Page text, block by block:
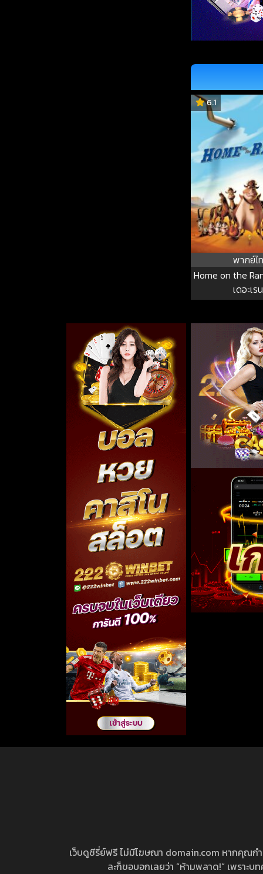
6.1
พากย์ไ
Home on the
เดอะเร
เว็บดูซีรี่ย์ฟรี ไม่มีโฆษณา domain.com หากคุณก
ละก็ขอบอกเลยว่า “ห้ามพลาด!” เพราะ